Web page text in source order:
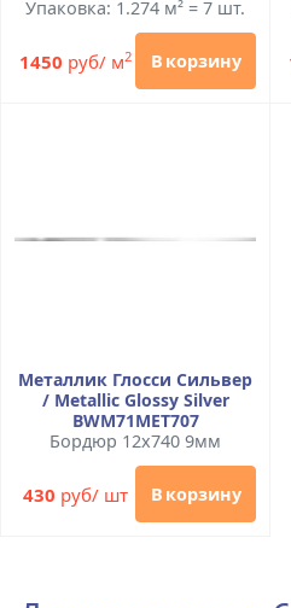
Упаковка: 1.274 м² = 7 шт.
1450 руб/ м2 В корзину
Металлик Глосси Сильвер
/ Metallic Glossy Silver
BWM71MET707
Бордюр 12x740 9мм
430 руб/ шт В корзину